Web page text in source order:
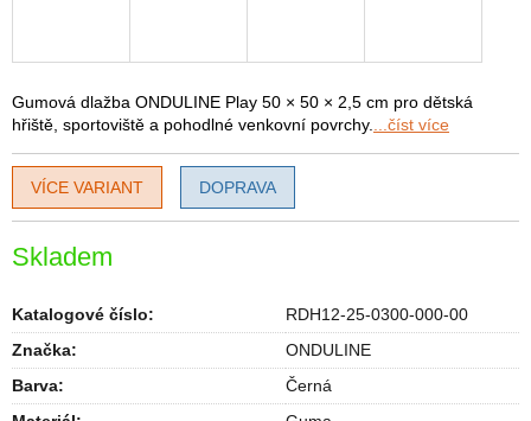
Skladem
Gumová dlažba ONDULINE Play 50 × 50 × 2,5 cm pro dětská
hřiště, sportoviště a pohodlné venkovní povrchy.
...číst více
Katalogové číslo:
RDH12-25-0300-000-00
Značka:
ONDULINE
Barva:
Černá
VÍCE VARIANT DOPRAVA